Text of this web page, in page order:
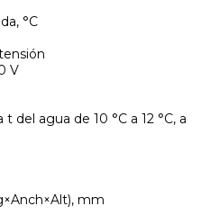
°С
V
del agua de 10 °C a 12 °C, a
mm